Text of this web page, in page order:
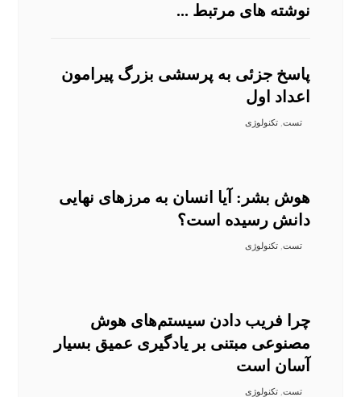
نوشته های مرتبط ...
پاسخ جزئی به پرسشی بزرگ پیرامون
اعداد اول
تست ,تکنولوژی
هوش بشر: آیا انسان به مرزهای نهایی
دانش رسیده‌ است؟
تست ,تکنولوژی
چرا فریب دادن سیستم‌های هوش
مصنوعی‌ مبتنی بر یادگیری عمیق بسیار
آسان است
تست ,تکنولوژی